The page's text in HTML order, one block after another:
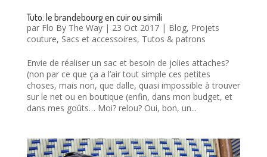
Tuto: le brandebourg en cuir ou simili
par Flo By The Way| 23 Oct 2017| Blog, Projets
couture, Sacs et accessoires, Tutos & patrons
Envie de réaliser un sac et besoin de jolies attaches?
(non par ce que ça a l’air tout simple ces petites
choses, mais non, que dalle, quasi impossible à trouver
sur le net ou en boutique (enfin, dans mon budget, et
dans mes goûts… Moi? relou? Oui, bon, un...